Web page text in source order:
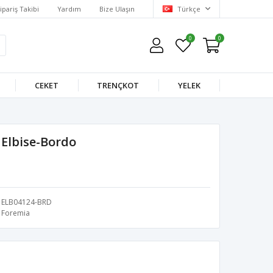
Takibi Yardım Bize Ulaşın Türkçe
0 0
CEKET TRENÇKOT YELEK
Bordo
ELB04124-BRD
Foremia